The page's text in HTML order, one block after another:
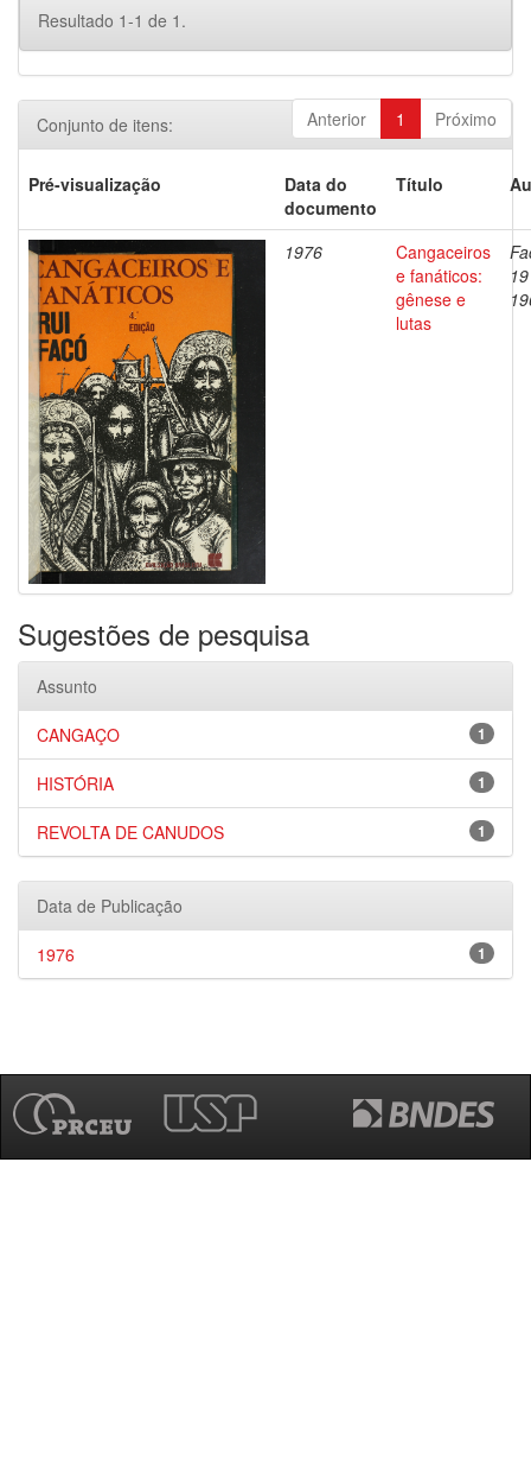
Resultado 1-1 de 1.
Anterior 1 Próximo
Conjunto de itens:
Pré-visualização
Data do
documento
Título
1976
Cangaceiros
e fanáticos:
gênese e
lutas
Sugestões de pesquisa
Assunto
1
CANGAÇO
1
HISTÓRIA
1
REVOLTA DE CANUDOS
Data de Publicação
1
1976